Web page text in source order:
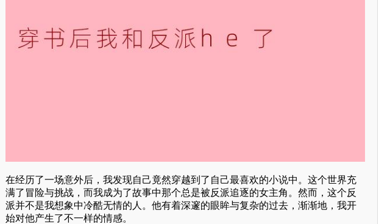
在经历了一场意外后，我发现自己竟然穿越到了自己最喜欢的小说中。这个世界充
满了冒险与挑战，而我成为了故事中那个总是被反派追逐的女主角。然而，这个反
派并不是我想象中冷酷无情的人。他有着深邃的眼眸与复杂的过去，渐渐地，我开
始对他产生了不一样的情感。